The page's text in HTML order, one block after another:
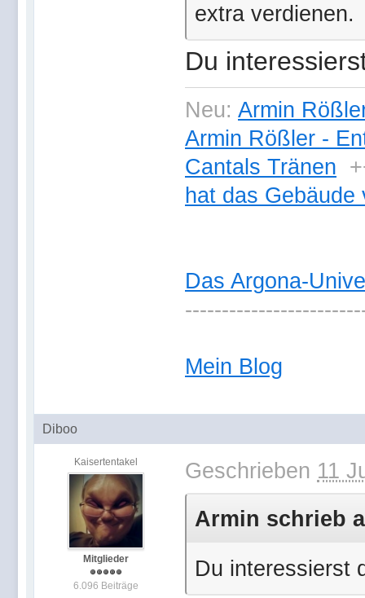
extra verdienen.
Du
Neu: Armin
Armin Rößler -
Cantals Tränen
hat das Gebäude
Das Argona-
Mein Blog
Diboo
Kaisertentakel
Mitglieder
6.096 Beiträge
Geschrieben 11
Armin schrieb
Du interessierst